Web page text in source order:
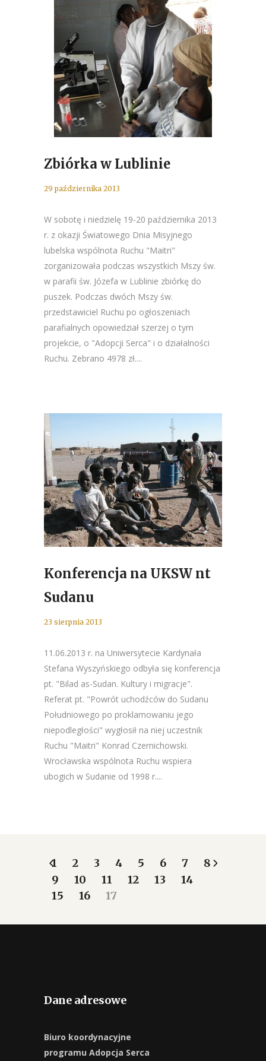
Zbiórka w Lublinie
29 października 2013
W sobotę i niedzielę 19-20 października 2013
r. z okazji Światowego Dnia Misyjnego
lubelska wspólnota Ruchu "Maitri"
zorganizowała podczas wszystkich Mszy św.
w parafii św. Józefa w Lublinie zbiórkę do
puszek. Podczas dwóch Mszy św.
przedstawiciel Ruchu po ogłoszeniach
parafialnych opowiedział szerzej o tym
projekcie, o "Adopcji Serca" i o działalności
Ruchu. Zebrano 4978 zł....
Konferencja na UKSW nt
Sudanu
23 sierpnia 2013
11.06.2013 r. na Uniwersytecie Kardynała
Stefana Wyszyńskiego odbyła się konferencja
pt. "Bilad as-Sudan. Kultury i migracje".
Referat pt. "Powrót uchodźców do Sudanu
Południowego po proklamowaniu jego
niepodległości" wygłosił na niej uczestnik
Ruchu "Maitri" Konrad Czernichowski.
Wrocławska wspólnota Ruchu wspiera
ubogich w Sudanie od 1998 r....
1 2 3 4 5 6 7
8
9
10 11 12 13
14
15
16 17
Dane adresowe
Biuro koordynacyjne
programu Adopcja Serca